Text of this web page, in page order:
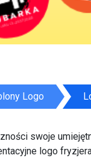
Logo
swoje
logo